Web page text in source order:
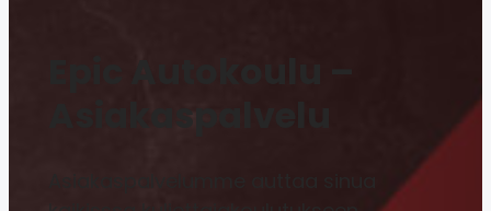
Asiakaspalvelu